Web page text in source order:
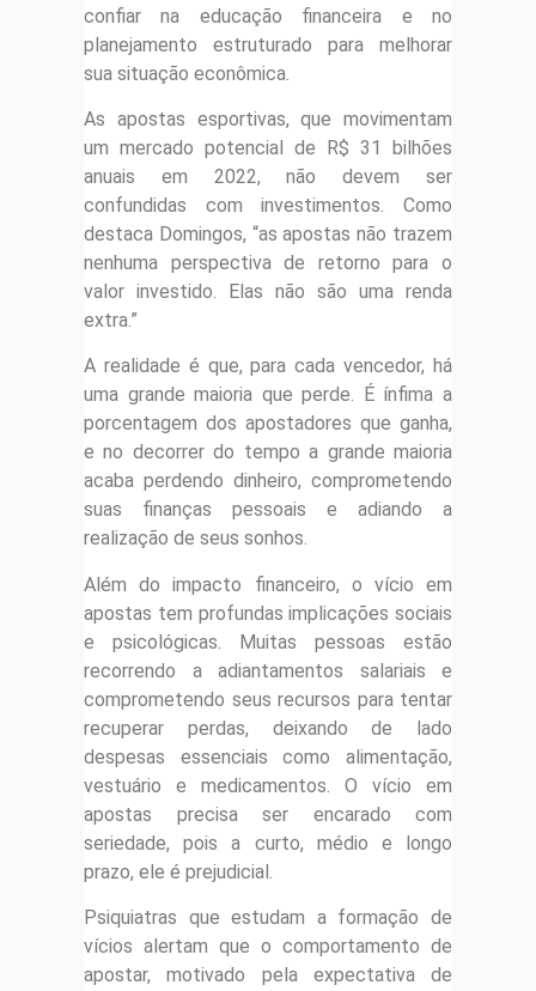
confiar na educação financeira e no
planejamento estruturado para melhorar
sua situação econômica.
As apostas esportivas, que movimentam
um mercado potencial de R$ 31 bilhões
anuais em 2022, não devem ser
confundidas com investimentos. Como
destaca Domingos, “as apostas não trazem
nenhuma perspectiva de retorno para o
valor investido. Elas não são uma renda
extra.”
A realidade é que, para cada vencedor, há
uma grande maioria que perde. É ínfima a
porcentagem dos apostadores que ganha,
e no decorrer do tempo a grande maioria
acaba perdendo dinheiro, comprometendo
suas finanças pessoais e adiando a
realização de seus sonhos.
Além do impacto financeiro, o vício em
apostas tem profundas implicações sociais
e psicológicas. Muitas pessoas estão
recorrendo a adiantamentos salariais e
comprometendo seus recursos para tentar
recuperar perdas, deixando de lado
despesas essenciais como alimentação,
vestuário e medicamentos. O vício em
apostas precisa ser encarado com
seriedade, pois a curto, médio e longo
prazo, ele é prejudicial.
Psiquiatras que estudam a formação de
vícios alertam que o comportamento de
apostar, motivado pela expectativa de